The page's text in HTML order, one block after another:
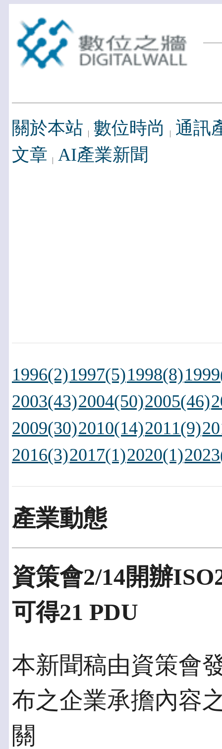
關於本站 數位時尚
通訊
文章 AI產業新聞
1996(2)1997(5)1998(8)
2003(43)2004(50)2005(46)
2009(30)2010(14)2011(9)
2016(3)2017(1)2020(1)
產業動態
資策會2/14開辦
可得21 PDU
本新聞稿由資策會
布之企業承擔內容
關